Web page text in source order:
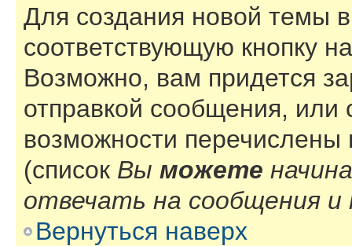
Для создания новой темы
соответствующую кнопку
Возможно, вам придется
отправкой сообщения,
возможности
(список Вы можете
отвечать на сообщения
Вернуться наверх